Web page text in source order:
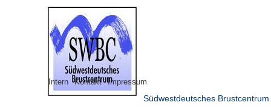
Intern Kontakt Impressum
Südwestdeutsches Brustcentrum